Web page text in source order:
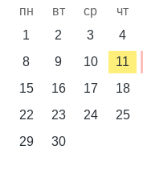
пн вт ср чт
1
2 3 4
8
9 10 11
15
16 17 18
22
23 24 25
29
30